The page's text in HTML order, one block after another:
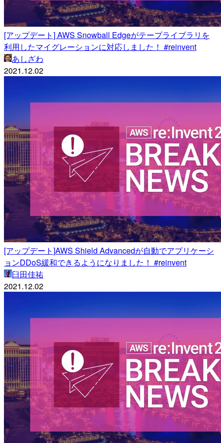
[アップデート] AWS Snowball Edgeがテープライブラリを
利用したマイグレーションに対応しました！ #reinvent
あしざわ
2021.12.02
[アップデート]AWS Shield Advancedが自動でアプリケーシ
ョンDDoS緩和できるようになりました！ #reinvent
臼田佳祐
2021.12.02